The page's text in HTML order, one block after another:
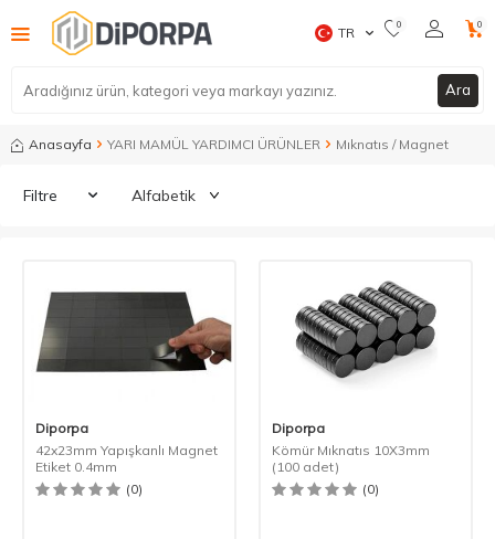
Ara
TR 0 0
Anasayfa YARI MAMÜL YARDIMCI ÜRÜNLER Mıknatıs / Magnet
Filtre
Diporpa
42x23mm Yapışkanlı Magnet
Etiket 0.4mm
(0)
Diporpa
Kömür Mıknatıs 10X3mm
(100 adet)
(0)